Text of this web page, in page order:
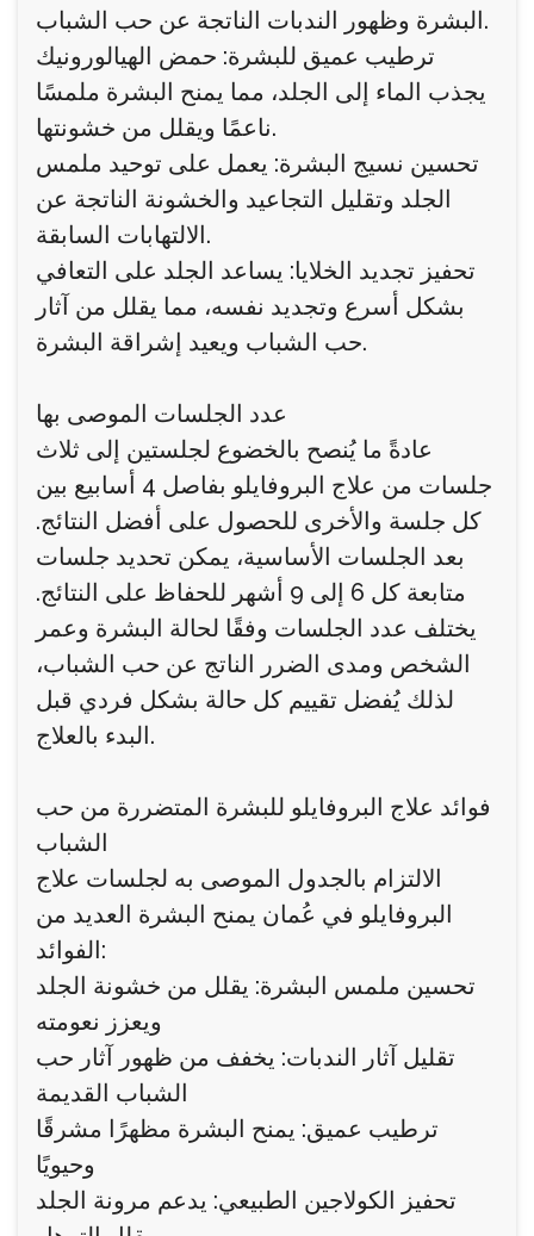
البشرة وظهور الندبات الناتجة عن حب الشباب.
ترطيب عميق للبشرة: حمض الهيالورونيك
يجذب الماء إلى الجلد، مما يمنح البشرة ملمسًا
ناعمًا ويقلل من خشونتها.
تحسين نسيج البشرة: يعمل على توحيد ملمس
الجلد وتقليل التجاعيد والخشونة الناتجة عن
الالتهابات السابقة.
تحفيز تجديد الخلايا: يساعد الجلد على التعافي
بشكل أسرع وتجديد نفسه، مما يقلل من آثار
حب الشباب ويعيد إشراقة البشرة.
عدد الجلسات الموصى بها
عادةً ما يُنصح بالخضوع لجلستين إلى ثلاث
جلسات من علاج البروفايلو بفاصل 4 أسابيع بين
كل جلسة والأخرى للحصول على أفضل النتائج.
بعد الجلسات الأساسية، يمكن تحديد جلسات
متابعة كل 6 إلى 9 أشهر للحفاظ على النتائج.
يختلف عدد الجلسات وفقًا لحالة البشرة وعمر
الشخص ومدى الضرر الناتج عن حب الشباب،
لذلك يُفضل تقييم كل حالة بشكل فردي قبل
البدء بالعلاج.
فوائد علاج البروفايلو للبشرة المتضررة من حب
الشباب
الالتزام بالجدول الموصى به لجلسات علاج
البروفايلو في عُمان يمنح البشرة العديد من
الفوائد:
تحسين ملمس البشرة: يقلل من خشونة الجلد
ويعزز نعومته
تقليل آثار الندبات: يخفف من ظهور آثار حب
الشباب القديمة
ترطيب عميق: يمنح البشرة مظهرًا مشرقًا
وحيويًا
تحفيز الكولاجين الطبيعي: يدعم مرونة الجلد